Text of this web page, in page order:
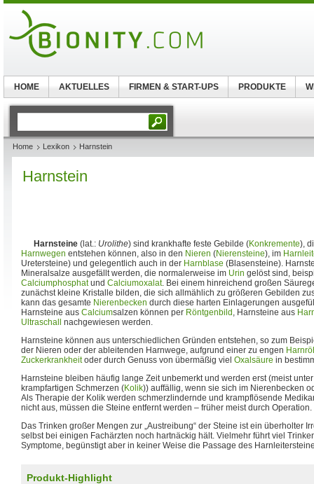
Home Lexikon Harnstein
Harnstein
Harnsteine (lat.: Urolithe) sind krankhafte feste Gebilde (Konkremente),
Harnwegen entstehen können, also in den Nieren (Nierensteine), im
Uretersteine) und gelegentlich auch in der Harnblase (Blasensteine).
Mineralsalze ausgefällt werden, die normalerweise im Urin gelöst sind,
Calciumphosphatund Calciumoxalat. Bei einem hinreichend großen
zunächst kleine Kristalle bilden, die sich allmählich zu größeren Gebilden
kann das gesamte Nierenbecken durch diese harten Einlagerungen
Harnsteine aus Calciumsalzen können per Röntgenbild , Harnsteine aus
Ultraschall
nachgewiesen werden.
Harnsteine können aus unterschiedlichen Gründen entstehen, so zum
der Nieren oder der ableitenden Harnwege, aufgrund einer zu engen
Zuckerkrankheitoder durch Genuss von übermäßig viel Oxalsäure in
Harnsteine bleiben häufig lange Zeit unbemerkt und werden erst (meist
krampfartigen Schmerzen (Kolik)) auffällig, wenn sie sich im Nierenbecken
Als Therapie der Kolik werden schmerzlindernde und krampflösende
nicht aus, müssen die Steine entfernt werden – früher meist durch Operation.
Das Trinken großer Mengen zur „Austreibung“ der Steine ist ein überholter
selbst bei einigen Fachärzten noch hartnäckig hält. Vielmehr führt viel
Symptome, begünstigt aber in keiner Weise die Passage des
Produkt-Highlight
HOME AKTUELLES FIRMEN & START-UPS PRODUKTE